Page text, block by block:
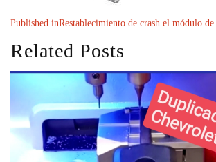
Published inRestablecimiento de crash el módulo
Related Posts